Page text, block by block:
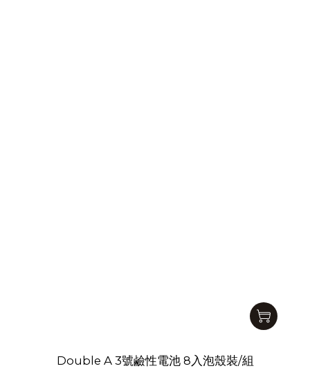
Double A 3號鹼性電池 8入泡殼裝/組